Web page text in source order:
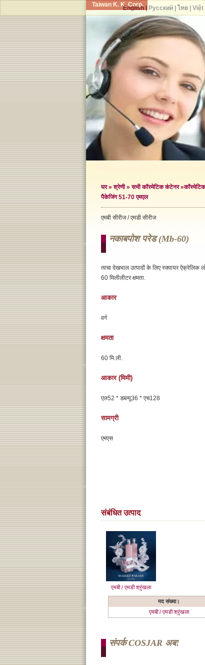
Taiwan K. K. Corp.
घर»श्रेणी»सभी कॉस्मेटिक कंटेनर»
पैकेजिंग 51-70 एमएल
एमबी सीरीज / एमडी सीरीज
नकाबपोश परेड (mb-60)
त्वचा देखभाल उत्पादों के लिए स्क्वायर ऐक्रेलिक
60 मिलीलीटर क्षमता.
आकार
वर्ग
क्षमता
60 मि.ली.
आकार (मिमी)
एल52 * डब्ल्यू36 * एच128
सामग्री
एमएस
संबंधित उत्पाद
एमबी / एमडी श्रृंखला
मद संख्या।
एमबी / एमडी श्रृंखला
संपर्क COSJAR अब!
English| Русский| ไทย| Việt|